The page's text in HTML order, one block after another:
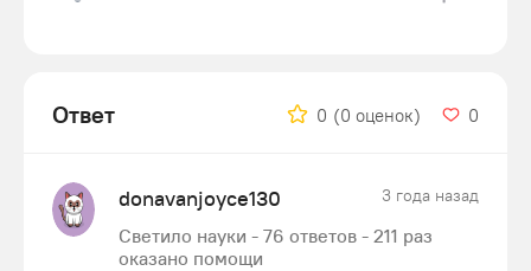
Ответ 0 (0 оценок) 0
donavanjoyce130 3 года назад
Светило науки - 76 ответов - 211 раз
оказано помощи